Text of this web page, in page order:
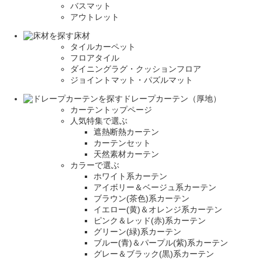
バスマット
アウトレット
床材
タイルカーペット
フロアタイル
ダイニングラグ・クッションフロア
ジョイントマット・パズルマット
ドレープカーテン（厚地）
カーテントップページ
人気特集で選ぶ
遮熱断熱カーテン
カーテンセット
天然素材カーテン
カラーで選ぶ
ホワイト系カーテン
アイボリー＆ベージュ系カーテン
ブラウン(茶色)系カーテン
イエロー(黄)＆オレンジ系カーテン
ピンク＆レッド(赤)系カーテン
グリーン(緑)系カーテン
ブルー(青)＆パープル(紫)系カーテン
グレー＆ブラック(黒)系カーテン